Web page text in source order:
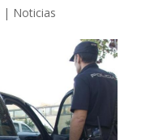
| Noticias